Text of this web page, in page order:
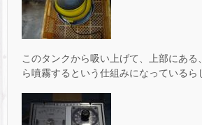
このタンクから吸い上げて、上部にある
ら噴霧するという仕組みになっているら